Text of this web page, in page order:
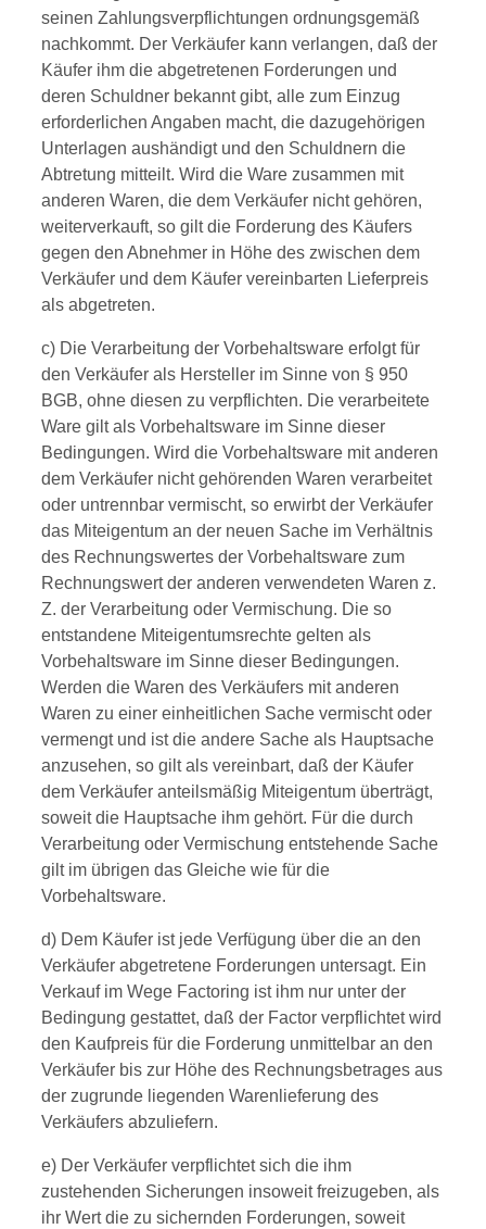
seinen Zahlungsverpflichtungen ordnungsgemäß
nachkommt. Der Verkäufer kann verlangen, daß der
Käufer ihm die abgetretenen Forderungen und
deren Schuldner bekannt gibt, alle zum Einzug
erforderlichen Angaben macht, die dazugehörigen
Unterlagen aushändigt und den Schuldnern die
Abtretung mitteilt. Wird die Ware zusammen mit
anderen Waren, die dem Verkäufer nicht gehören,
weiterverkauft, so gilt die Forderung des Käufers
gegen den Abnehmer in Höhe des zwischen dem
Verkäufer und dem Käufer vereinbarten Lieferpreis
als abgetreten.
c) Die Verarbeitung der Vorbehaltsware erfolgt für
den Verkäufer als Hersteller im Sinne von § 950
BGB, ohne diesen zu verpflichten. Die verarbeitete
Ware gilt als Vorbehaltsware im Sinne dieser
Bedingungen. Wird die Vorbehaltsware mit anderen
dem Verkäufer nicht gehörenden Waren verarbeitet
oder untrennbar vermischt, so erwirbt der Verkäufer
das Miteigentum an der neuen Sache im Verhältnis
des Rechnungswertes der Vorbehaltsware zum
Rechnungswert der anderen verwendeten Waren z.
Z. der Verarbeitung oder Vermischung. Die so
entstandene Miteigentumsrechte gelten als
Vorbehaltsware im Sinne dieser Bedingungen.
Werden die Waren des Verkäufers mit anderen
Waren zu einer einheitlichen Sache vermischt oder
vermengt und ist die andere Sache als Hauptsache
anzusehen, so gilt als vereinbart, daß der Käufer
dem Verkäufer anteilsmäßig Miteigentum überträgt,
soweit die Hauptsache ihm gehört. Für die durch
Verarbeitung oder Vermischung entstehende Sache
gilt im übrigen das Gleiche wie für die
Vorbehaltsware.
d) Dem Käufer ist jede Verfügung über die an den
Verkäufer abgetretene Forderungen untersagt. Ein
Verkauf im Wege Factoring ist ihm nur unter der
Bedingung gestattet, daß der Factor verpflichtet wird
den Kaufpreis für die Forderung unmittelbar an den
Verkäufer bis zur Höhe des Rechnungsbetrages aus
der zugrunde liegenden Warenlieferung des
Verkäufers abzuliefern.
e) Der Verkäufer verpflichtet sich die ihm
zustehenden Sicherungen insoweit freizugeben, als
ihr Wert die zu sichernden Forderungen, soweit